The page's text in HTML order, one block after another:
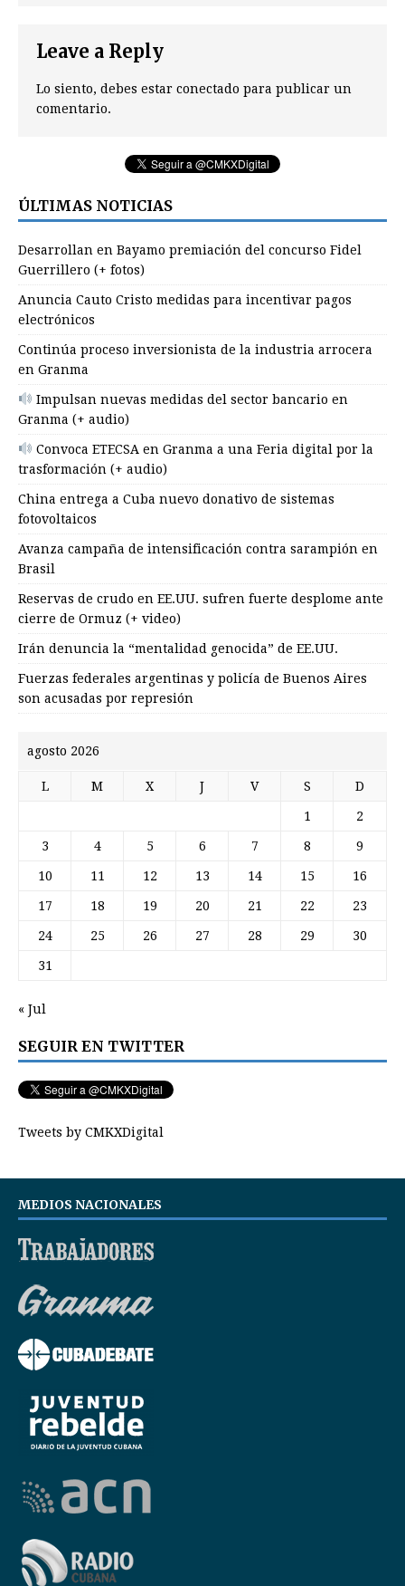
Leave a Reply
Lo siento, debes estar conectado para publicar un
comentario.
ÚLTIMAS NOTICIAS
Desarrollan en Bayamo premiación del concurso Fidel
Guerrillero (+ fotos)
Anuncia Cauto Cristo medidas para incentivar pagos
electrónicos
Continúa proceso inversionista de la industria arrocera
en Granma
Impulsan nuevas medidas del sector bancario en
Granma (+ audio)
Convoca ETECSA en Granma a una Feria digital por la
trasformación (+ audio)
China entrega a Cuba nuevo donativo de sistemas
fotovoltaicos
Avanza campaña de intensificación contra sarampión en
Brasil
Reservas de crudo en EE.UU. sufren fuerte desplome ante
cierre de Ormuz (+ video)
Irán denuncia la “mentalidad genocida” de EE.UU.
Fuerzas federales argentinas y policía de Buenos Aires
son acusadas por represión
agosto 2026
L M X J V S D
1 2
3 4 5 6 7 8 9
10 11 12 13 14 15 16
17 18 19 20 21 22 23
24 25 26 27 28 29 30
31
« Jul
SEGUIR EN TWITTER
Tweets by CMKXDigital
MEDIOS NACIONALES